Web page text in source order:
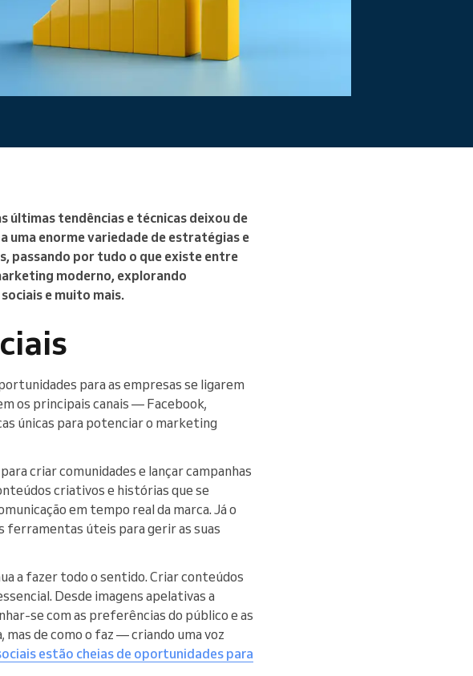
últimas tendências e técnicas deixou de
uma enorme variedade de estratégias e
passando por tudo o que existe entre
moderno, explorando
e muito mais.
para as empresas se ligarem
os principais canais — Facebook,
únicas para potenciar o marketing
criar comunidades e lançar campanhas
criativos e histórias que se
em tempo real da marca. Já o
ferramentas úteis para gerir as suas
a fazer todo o sentido. Criar conteúdos
Desde imagens apelativas a
se com as preferências do público e as
mas de como o faz — criando uma voz
estão cheias de oportunidades para